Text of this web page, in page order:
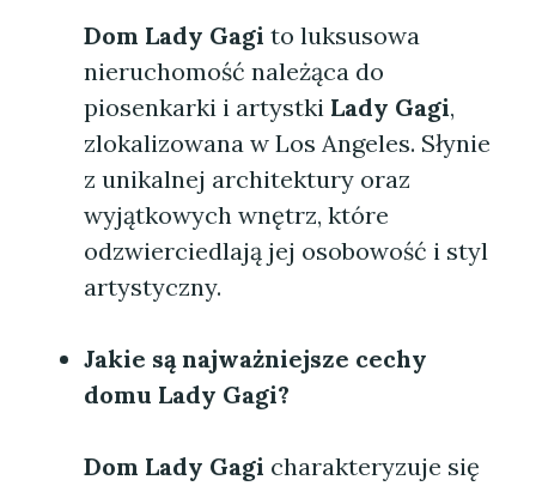
Dom Lady Gagi to luksusowa
nieruchomość należąca do
piosenkarki i artystki Lady Gagi,
zlokalizowana w Los Angeles. Słynie
z unikalnej architektury oraz
wyjątkowych wnętrz, które
odzwierciedlają jej osobowość i styl
artystyczny.
Jakie są najważniejsze cechy
domu Lady Gagi?
Dom Lady Gagi charakteryzuje się